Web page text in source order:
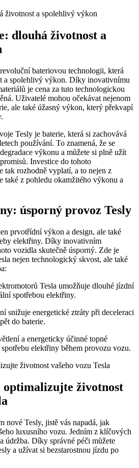
dlouhá životnost a
bateriovou technologii, která
a spolehlivý výkon. Díky inovativnímu
je cena za tuto technologickou
Uživatelé mohou očekávat nejenom
ale také úžasný výkon, který překvapí
Tesly je baterie, která si zachovává
používání. To znamená, že se
výkonu a můžete si plně užít
Investice do tohoto
tak rozhodně vyplatí, a to nejen z
také z pohledu okamžitého výkonu a
úsporný provoz Tesly
prvotřídní výkon a design, ale také
elektřiny. Díky inovativním
vozidla skutečně úsporný. Zde je
nejen technologický skvost, ale také
Tesla umožňuje dlouhé jízdní
spotřebou elektřiny.
snižuje energetické ztráty při deceleraci
do baterie.
a energeticky účinné topné
elektřiny během provozu vozu.
optimalizujte životnost
nové Tesly, jistě vás napadá, jak
luxusního vozu. Jedním z klíčových
údržba. Díky správné péči můžete
a užívat si bezstarostnou jízdu po